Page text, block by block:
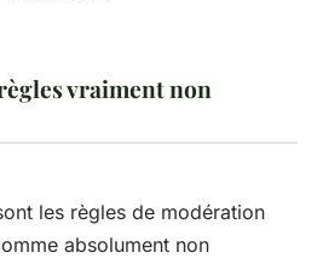
vraiment non
les règles de modération
absolument non